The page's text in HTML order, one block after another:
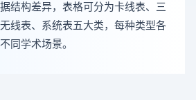
结构差异，表格可分为卡线表、三
线表、系统表五大类，每种类型各
同学术场景。